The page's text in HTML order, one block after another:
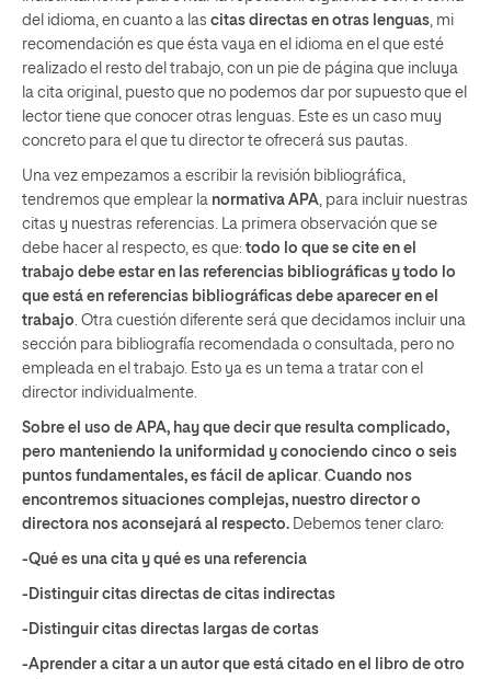
del idioma, en cuanto a las citas directas en otras lenguas , mi
recomendación es que ésta vaya en el idioma en el que esté
realizado el resto del trabajo, con un pie de página que incluya
la cita original, puesto que no podemos dar por supuesto que el
lector tiene que conocer otras lenguas. Este es un caso muy
concreto para el que tu director te ofrecerá sus pautas.
Una vez empezamos a escribir la revisión bibliográfica,
tendremos que emplear la normativa APA , para incluir nuestras
citas y nuestras referencias. La primera observación que se
debe hacer al respecto, es que: todo lo que se cite en el
trabajo debe estar en las referencias bibliográficas y todo lo
que está en referencias bibliográficas debe aparecer en el
trabajo . Otra cuestión diferente será que decidamos incluir una
sección para bibliografía recomendada o consultada, pero no
empleada en el trabajo. Esto ya es un tema a tratar con el
director individualmente.
Sobre el uso de APA, hay que decir que resulta complicado,
pero manteniendo la uniformidad y conociendo cinco o seis
puntos fundamentales, es fácil de aplicar Cuando nos
encontremos situaciones complejas, nuestro director o
directora nos aconsejará al respecto. Debemos tener claro:
-Qué es una cita y qué es una referencia
-Distinguir citas directas de citas indirectas
-Distinguir citas directas largas de cortas
-Aprender a citar a un autor que está citado en el libro de otro